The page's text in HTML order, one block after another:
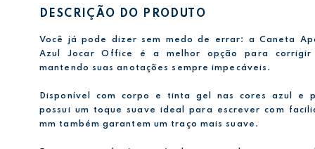
DESCRIÇÃO DO PRODUTO
Você já pode dizer sem medo de errar: a Caneta
Azul Jocar Office é a melhor opção para corrigir
mantendo suas anotações sempre impecáveis.
Disponível com corpo e tinta gel nas cores azul e
possui um toque suave ideal para escrever com
mm também garantem um traço mais suave.